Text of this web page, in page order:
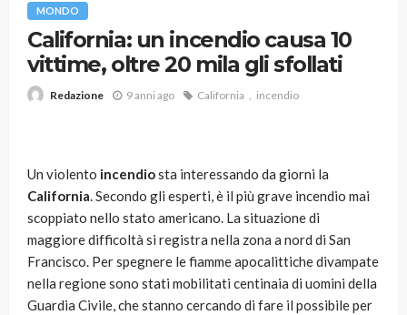
MONDO
California: un incendio causa 10
vittime, oltre 20 mila gli sfollati
Redazione 9 anni ago California incendio
Un violento incendiosta interessando da giorni la
California. Secondo gli esperti, è il più grave incendio mai
scoppiato nello stato americano. La situazione di
maggiore difficoltà si registra nella zona a nord di San
Francisco. Per spegnere le fiamme apocalittiche divampate
nella regione sono stati mobilitati centinaia di uomini della
Guardia Civile, che stanno cercando di fare il possibile per